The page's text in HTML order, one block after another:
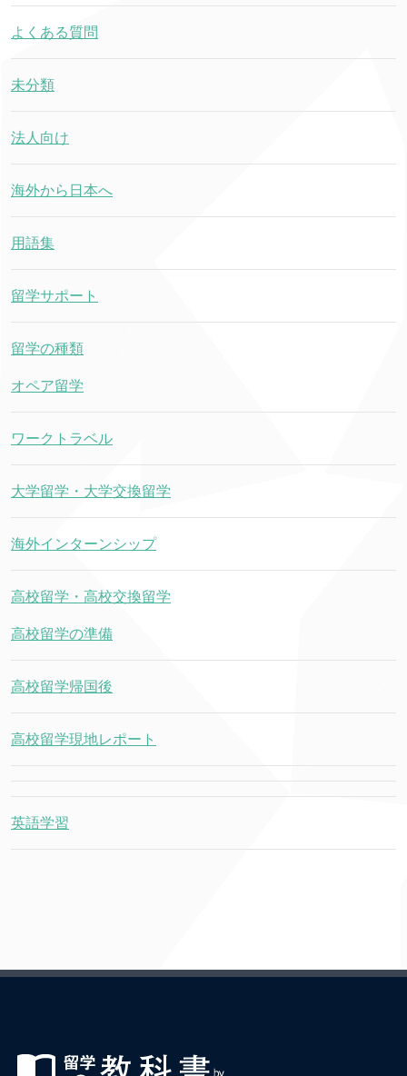
よくある質問
未分類
法人向け
海外から日本へ
用語集
留学サポート
留学の種類
オペア留学
ワークトラベル
大学留学・大学交換留学
海外インターンシップ
高校留学・高校交換留学
高校留学の準備
高校留学帰国後
高校留学現地レポート
英語学習